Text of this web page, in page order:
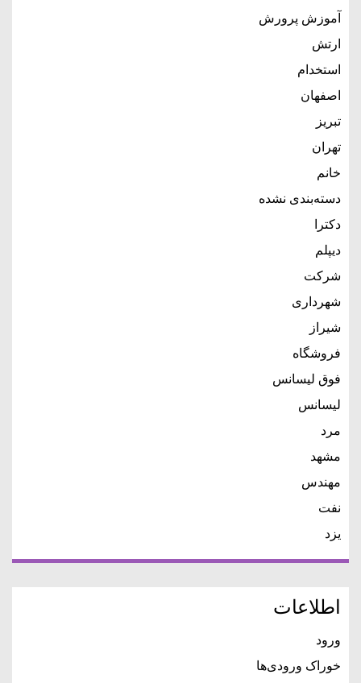
آموزش پرورش
ارتش
استخدام
اصفهان
تبریز
تهران
خانم
دسته‌بندی نشده
دکترا
دیپلم
شرکت
شهرداری
شیراز
فروشگاه
فوق لیسانس
لیسانس
مرد
مشهد
مهندس
نفت
یزد
اطلاعات
ورود
خوراک ورودی‌ها